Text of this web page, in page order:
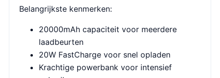
Belangrijkste kenmerken:
20000mAh capaciteit voor meerdere
laadbeurten
20W FastCharge voor snel opladen
Krachtige powerbank voor intensief